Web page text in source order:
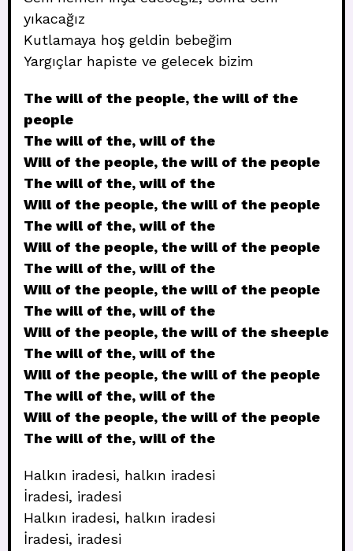
yıkacağız
Kutlamaya hoş geldin bebeğim
Yargıçlar hapiste ve gelecek bizim
The will of the people, the will of the
people
The will of the, will of the
Will of the people, the will of the people
The will of the, will of the
Will of the people, the will of the people
The will of the, will of the
Will of the people, the will of the people
The will of the, will of the
Will of the people, the will of the people
The will of the, will of the
Will of the people, the will of the sheeple
The will of the, will of the
Will of the people, the will of the people
The will of the, will of the
Will of the people, the will of the people
The will of the, will of the
Halkın iradesi, halkın iradesi
İradesi, iradesi
Halkın iradesi, halkın iradesi
İradesi, iradesi